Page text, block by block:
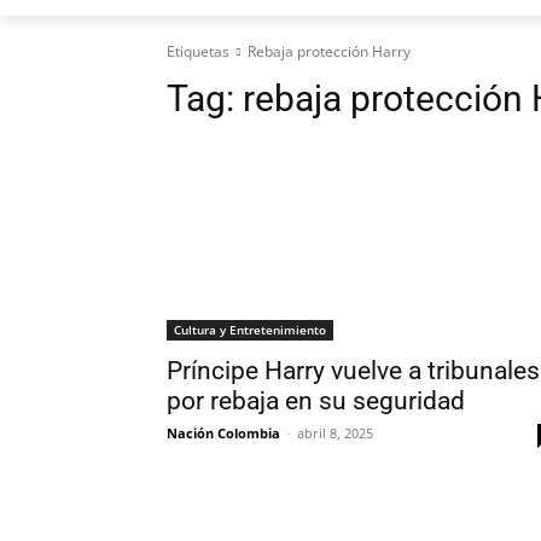
Etiquetas Rebaja protección Harry
Tag: rebaja protección
Cultura y Entretenimiento
Príncipe Harry vuelve a tribunales
por rebaja en su seguridad
Nación Colombia - abril 8, 2025